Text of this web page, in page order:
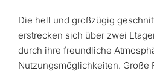
Die hell und großzügig
erstrecken sich über zwei
durch ihre freundliche
Nutzungsmöglichkeiten. Große